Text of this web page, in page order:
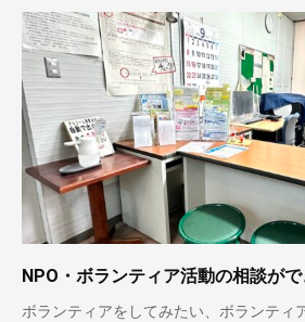
NPO・ボランティア活動の相談がで
ボランティアをしてみたい、ボランティ